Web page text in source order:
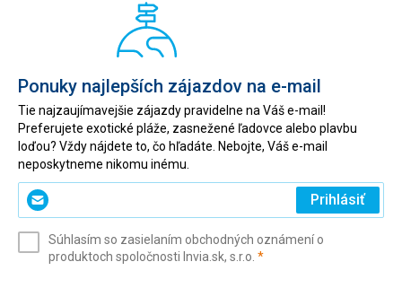
Ponuky najlepších zájazdov na e-mail
Tie najzaujímavejšie zájazdy pravidelne na Váš e-mail!
Preferujete exotické pláže, zasnežené ľadovce alebo plavbu
loďou? Vždy nájdete to, čo hľadáte. Nebojte, Váš e-mail
neposkytneme nikomu inému.
Zadajte
svoj
(povinné)
Prihlásiť
Súhlasím so zasielaním obchodných oznámení o
produktoch spoločnosti Invia.sk, s.r.o. *(povinné)